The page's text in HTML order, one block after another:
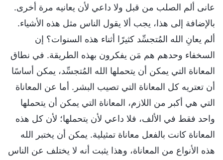
عانى ألم الصلب من قبل ولا داعي لأن يعانيه مرة أخرى.
بالإضافة إلى هذا، يجب ألا يقول الناس مثل هذه الأشياء.
ألم يعانِ الله المُتجسِّد كثيرًا أثناء هذه السنوات؟ إن
السخفاء وحدهم هم مَن يفكرون بهذه الطريقة. في نطاق
المعاناة التي يمكن أن يتحملها الله المُتجسِّد، يمكن أساسًا
أن تعتريه كل المعاناة التي تصيب البشر. أما عن المعاناة
التي هي أكبر من اللازم، المعاناة التي يمكن أن يتحملها
واحد فقط في الألف، فلا داعي لأن يتحملها؛ لأن كل هذه
المعاناة كانت بالفعل معاناة تمثيلية. يمكن أن يختبر الله
هذه الأنواع من المعاناة، وهذا يثبت أنه لا يختلف عن الناس